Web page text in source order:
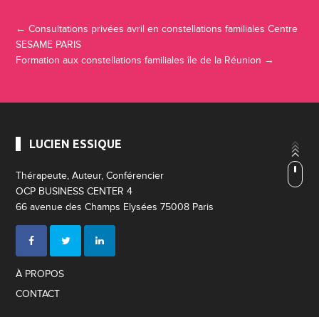
← Consultations privées avril en constellations familiales Centre
SESAME PARIS
Formation aux constellations familiales île de la Réunion →
LUCIEN ESSIQUE
Thérapeute, Auteur, Conférencier
OCP BUSINESS CENTER 4
66 avenue des Champs Elysées 75008 Paris
À PROPOS
CONTACT